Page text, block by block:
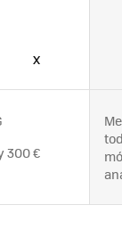
x
300 €